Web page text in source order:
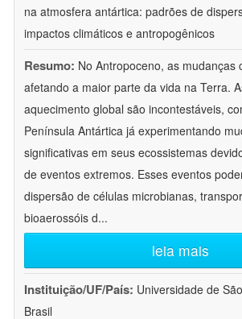
na atmosfera antártica: padrões de
impactos climáticos e antropogênicos
Resumo: No Antropoceno, as mudanças
afetando a maior parte da vida na Terra.
aquecimento global são incontestáveis,
Península Antártica já experimentando
significativas em seus ecossistemas
de eventos extremos. Esses eventos
dispersão de células microbianas,
bioaerossóis d...
leia mais
Instituição/UF/País: Universidade de
Brasil